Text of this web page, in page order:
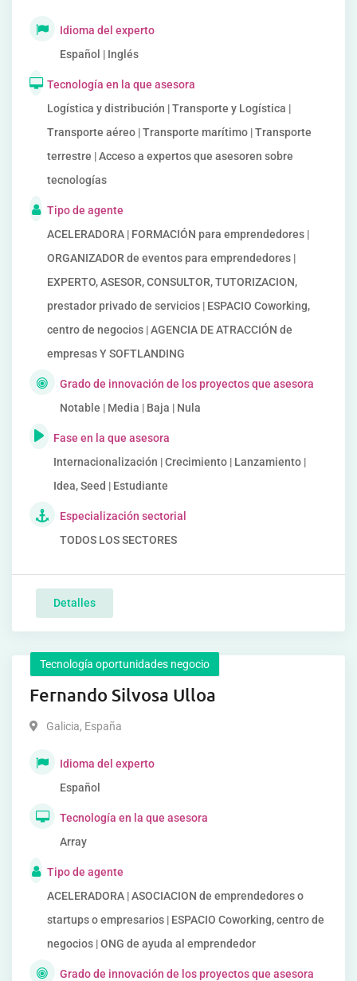
Idioma del experto
Español | Inglés
Tecnología en la que asesora
Logística y distribución | Transporte y Logística |
Transporte aéreo | Transporte marítimo | Transporte
terrestre | Acceso a expertos que asesoren sobre
tecnologías
Tipo de agente
ACELERADORA | FORMACIÓN para emprendedores |
ORGANIZADOR de eventos para emprendedores |
EXPERTO, ASESOR, CONSULTOR, TUTORIZACION,
prestador privado de servicios | ESPACIO Coworking,
centro de negocios | AGENCIA DE ATRACCIÓN de
empresas Y SOFTLANDING
Grado de innovación de los proyectos que asesora
Notable | Media | Baja | Nula
Fase en la que asesora
Internacionalización | Crecimiento | Lanzamiento |
Idea, Seed | Estudiante
Especialización sectorial
TODOS LOS SECTORES
Detalles
Tecnología oportunidades negocio
Fernando Silvosa Ulloa
Galicia, España
Idioma del experto
Español
Tecnología en la que asesora
Array
Tipo de agente
ACELERADORA | ASOCIACION de emprendedores o
startups o empresarios | ESPACIO Coworking, centro de
negocios | ONG de ayuda al emprendedor
Grado de innovación de los proyectos que asesora